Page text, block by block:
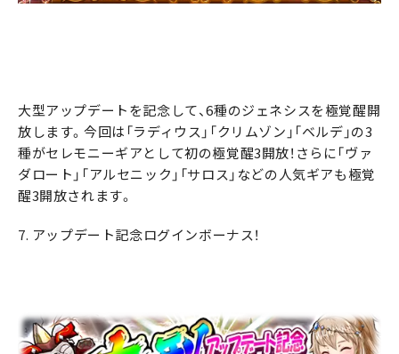
大型アップデートを記念して、6種のジェネシスを極覚醒開
放します。今回は「ラディウス」「クリムゾン」「ベルデ」の3
種がセレモニーギアとして初の極覚醒3開放！さらに「ヴァ
ダロート」「アルセニック」「サロス」などの人気ギアも極覚
醒3開放されます。
7. アップデート記念ログインボーナス！